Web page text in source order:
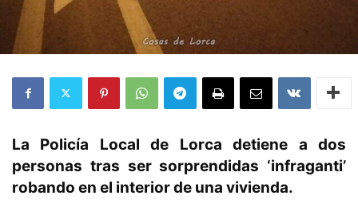
La Policía Local de Lorca detiene a dos
personas tras ser sorprendidas ‘infraganti’
robando en el interior de una vivienda.